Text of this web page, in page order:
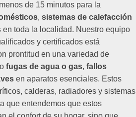
de 15 minutos para la
, sistemas de calefacción
en toda la localidad. Nuestro equipo
y certificados está
prontitud en una variedad de
fugas de agua o gas, fallos
en aparatos esenciales. Estos
calderas, radiadores y sistemas
que entendemos que estos